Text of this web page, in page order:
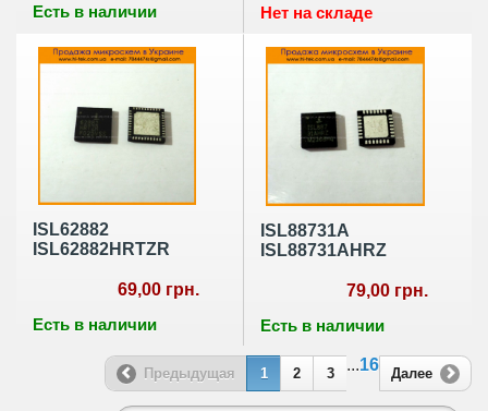
Есть в наличии
Нет на складе
ISL62882
ISL62882HRTZR
69,00 грн.
Есть в наличии
ISL88731A
ISL88731AHRZ
79,00 грн.
Есть в наличии
Предыдущая 1 2 3
...16
Далее